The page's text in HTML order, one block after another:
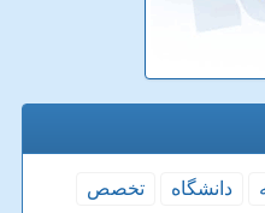
دانشگاه
تخصص